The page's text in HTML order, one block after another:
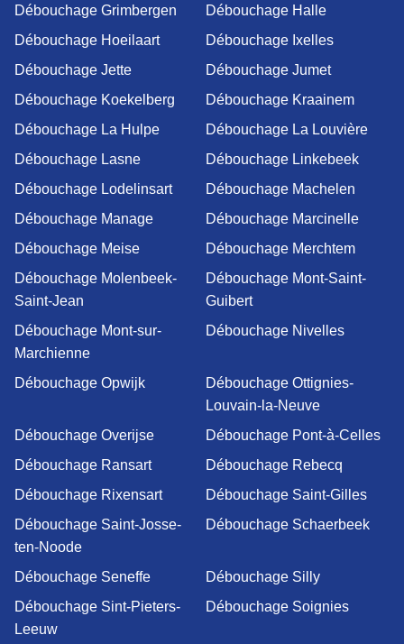
Débouchage Grimbergen
Débouchage Halle
Débouchage Hoeilaart
Débouchage Ixelles
Débouchage Jette
Débouchage Jumet
Débouchage Koekelberg
Débouchage Kraainem
Débouchage La Hulpe
Débouchage La Louvière
Débouchage Lasne
Débouchage Linkebeek
Débouchage Lodelinsart
Débouchage Machelen
Débouchage Manage
Débouchage Marcinelle
Débouchage Meise
Débouchage Merchtem
Débouchage Molenbeek-
Saint-Jean
Débouchage Mont-Saint-
Guibert
Débouchage Mont-sur-
Marchienne
Débouchage Nivelles
Débouchage Opwijk
Débouchage Ottignies-
Louvain-la-Neuve
Débouchage Overijse
Débouchage Pont-à-Celles
Débouchage Ransart
Débouchage Rebecq
Débouchage Rixensart
Débouchage Saint-Gilles
Débouchage Saint-Josse-
ten-Noode
Débouchage Schaerbeek
Débouchage Seneffe
Débouchage Silly
Débouchage Sint-Pieters-
Leeuw
Débouchage Soignies